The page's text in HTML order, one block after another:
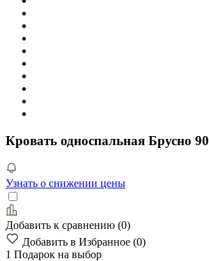
Кровать односпальная Брусно 90
Узнать о снижении цены
Добавить к сравнению (0)
Добавить в Избранное (0)
1 Подарок на выбор